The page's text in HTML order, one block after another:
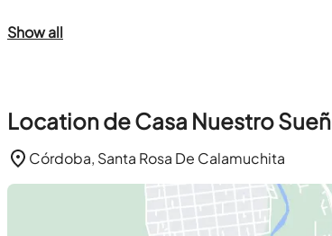
Show all
Location de Casa Nuestro
Córdoba, Santa Rosa De Calamuchita